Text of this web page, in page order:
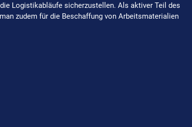
Logistikabläufe sicherzustellen. Als aktiver Teil des
zudem für die Beschaffung von Arbeitsmaterialien